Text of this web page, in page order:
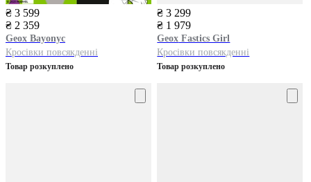
₴ 3 599
₴ 2 359
Geox Bayonyc
Кросівки повсякденні
Товар розкуплено
₴ 3 299
₴ 1 979
Geox Fastics Girl
Кросівки повсякденні
Товар розкуплено